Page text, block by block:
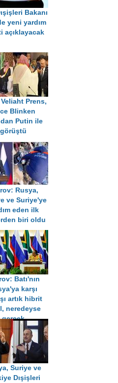
Bakanı
yeni yardım
açıklayacak
Prens,
Blinken
Putin ile
görüştü
Rusya,
ve Suriye'ye
eden ilk
biri oldu
Batı'nın
karşı
artık hibrit
neredeyse
gerçek
Suriye ve
Dışişleri